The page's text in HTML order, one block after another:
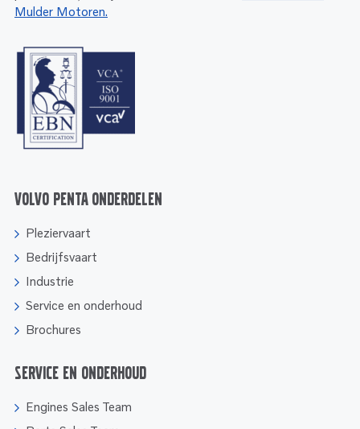
Mulder Motoren.
Volvo Penta onderdelen
Pleziervaart
Bedrijfsvaart
Industrie
Service en onderhoud
Brochures
Service en onderhoud
Engines Sales Team